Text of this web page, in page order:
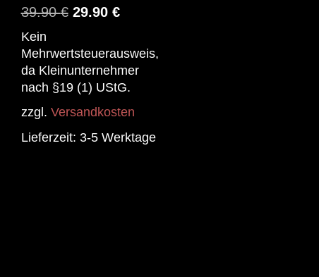
39.90€ 29.90 €
Kein
Mehrwertsteuerausweis,
da Kleinunternehmer
nach §19 (1) UStG.
zzgl. Versandkosten
Lieferzeit: 3-5 Werktage